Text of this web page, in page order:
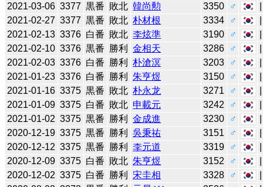
2021-03-06 3377 黒番 敗北 韓尚勲 3350 ♂
2021-02-27 3377 黒番 敗北 朴材根 3334 ♂
2021-02-13 3376 白番 敗北 李炫準 3190 ♂
2021-02-10 3376 黒番 勝利 金相天 3286 ♂
2021-02-03 3376 白番 勝利 朴滄溟 3203 ♂
2021-01-23 3376 白番 勝利 朱亨煜 3150 ♂
2021-01-16 3375 黒番 敗北 朴永龙 3271 ♂
2021-01-09 3375 白番 敗北 申載元 3242 ♂
2021-01-02 3375 黒番 勝利 金成進 3230 ♂
2020-12-19 3375 黒番 勝利 吳秉祐 3151 ♂
2020-12-12 3375 黒番 勝利 李元道 3319 ♂
2020-12-09 3375 白番 敗北 朱亨煜 3152 ♂
2020-12-02 3375 白番 勝利 宋圭相 3328 ♂